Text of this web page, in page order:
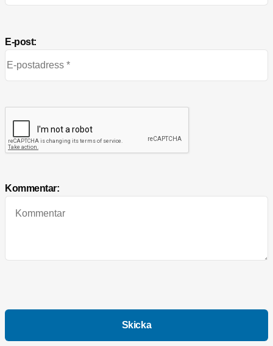
E-post:
Kommentar: